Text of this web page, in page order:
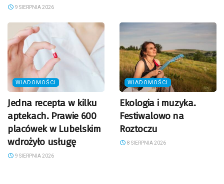
9 SIERPNIA 2026
WIADOMOŚCI
Jedna recepta w kilku
aptekach. Prawie 600
placówek w Lubelskim
wdrożyło usługę
9 SIERPNIA 2026
WIADOMOŚCI
Ekologia i muzyka.
Festiwalowo na
Roztoczu
8 SIERPNIA 2026